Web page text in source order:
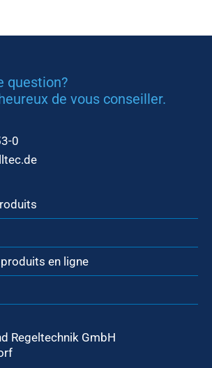
question?
de vous conseiller.
0
en ligne
Regeltechnik GmbH